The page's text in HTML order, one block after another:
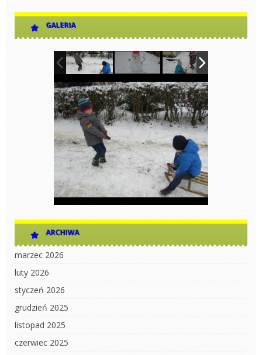
GALERIA
ARCHIWA
marzec 2026
luty 2026
styczeń 2026
grudzień 2025
listopad 2025
czerwiec 2025